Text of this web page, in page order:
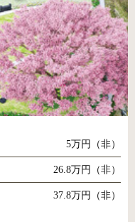
5万円（非）
26.8万円（非）
37.8万円（非）